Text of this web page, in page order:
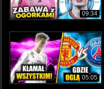
09:34
05:05